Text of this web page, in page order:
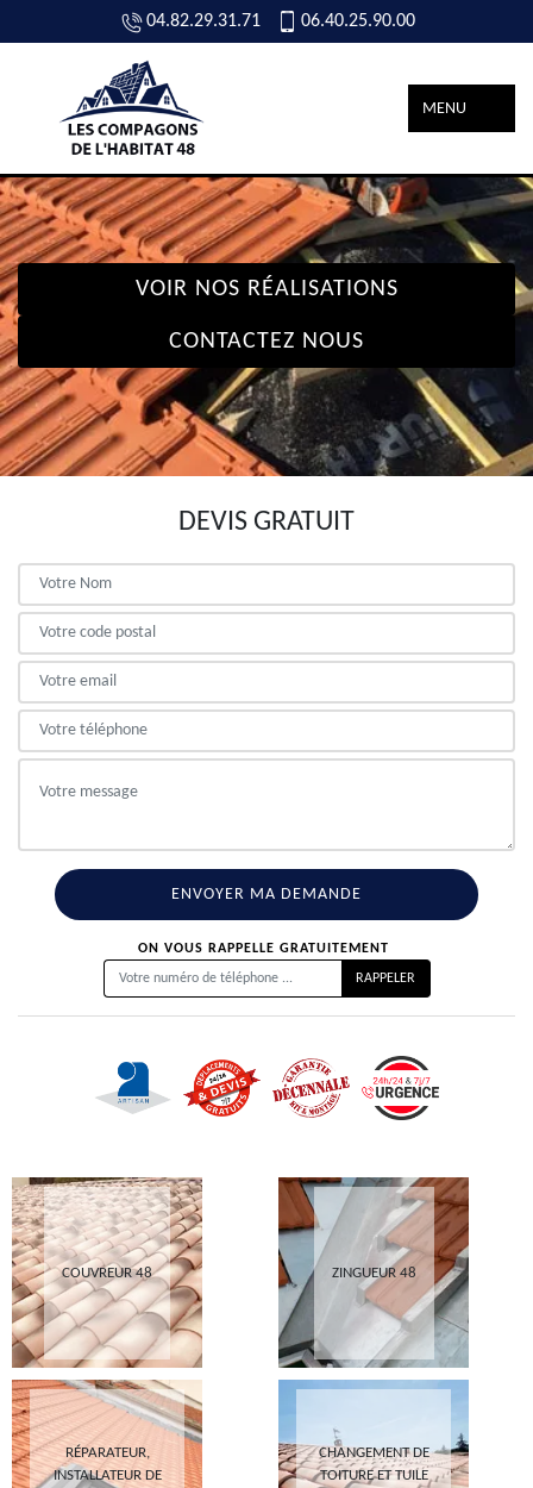
04.82.29.31.71 06.40.25.90.00
MENU
VOIR NOS RÉALISATIONS
CONTACTEZ NOUS
DEVIS GRATUIT
ON VOUS RAPPELLE GRATUITEMENT
COUVREUR 48 ZINGUEUR 48
RÉPARATEUR,
INSTALLATEUR DE
CHANGEMENT DE
TOITURE ET TUILE